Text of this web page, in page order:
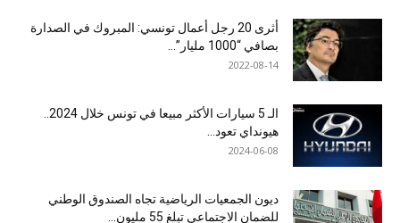
أثرى 20 رجل أعمال تونسي: المبروك في الصدارة
بصافي “1000 مليار”...
2022-08-14
هيونداي تعود...
2024-06-08
ديون الجمعيات الرياضية تجاه الصندوق الوطني
للضمان الاجتماعي تبلغ 55 مليون...